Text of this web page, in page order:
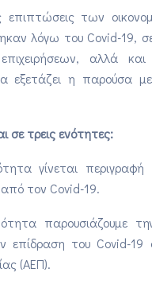
επιπτώσεις των
λόγω του Covid-19, σε
αλλά και
εξετάζει η παρούσα
σε τρεις ενότητες:
γίνεται
τον Covid-19.
παρουσιάζουμε
επίδραση του Covid-19
(ΑΕΠ).